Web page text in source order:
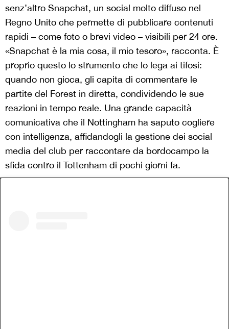
senz’altro Snapchat, un social molto diffuso nel
Regno Unito che permette di pubblicare contenuti
rapidi – come foto o brevi video – visibili per 24 ore.
«Snapchat è la mia cosa, il mio tesoro», racconta. È
proprio questo lo strumento che lo lega ai tifosi:
quando non gioca, gli capita di commentare le
partite del Forest in diretta, condividendo le sue
reazioni in tempo reale. Una grande capacità
comunicativa che il Nottingham ha saputo cogliere
con intelligenza, affidandogli la gestione dei social
media del club per raccontare da bordocampo la
sfida contro il Tottenham di pochi giorni fa.